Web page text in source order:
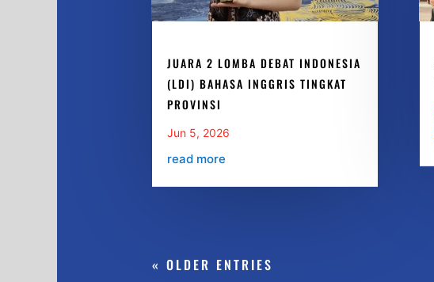
JUARA 2 LOMBA DEBAT INDONESIA
(LDI) BAHASA INGGRIS TINGKAT
PROVINSI
Jun 5, 2026
read more
« OLDER ENTRIES